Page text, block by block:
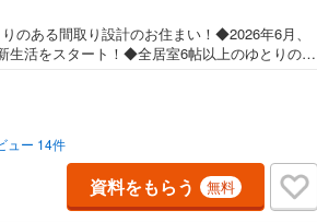
のある間取り設計のお住まい！◆2026年6月、
生活をスタート！◆全居室6帖以上のゆとりの間
としてもお使いいただけます！◆リビングと和
がりを感じられます！◆使い勝手の良い2wayキ
面しておりますので、お布団干しも楽に出来そ
◆「城山小学校」まで徒歩約8分【営業時間 1
話が繋がりやすくなっております。お気軽にご連
合はご見学予約ボタンよりご希望の日時をご記
案内が可能です。**住宅ローン**諸費用込融資や
ュー 14件
資料をもらう 無料